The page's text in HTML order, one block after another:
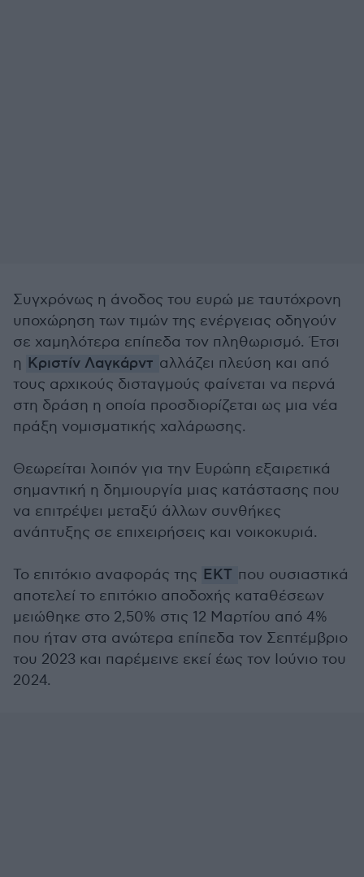
Συγχρόνως η άνοδος του ευρώ με ταυτόχρονη
υποχώρηση των τιμών της ενέργειας οδηγούν
σε χαμηλότερα επίπεδα τον πληθωρισμό. Έτσι
η Κριστίν Λαγκάρντ αλλάζει πλεύση και από
τους αρχικούς δισταγμούς φαίνεται να περνά
στη δράση η οποία προσδιορίζεται ως μια νέα
πράξη νομισματικής χαλάρωσης.
Θεωρείται λοιπόν για την Ευρώπη εξαιρετικά
σημαντική η δημιουργία μιας κατάστασης που
να επιτρέψει μεταξύ άλλων συνθήκες
ανάπτυξης σε επιχειρήσεις και νοικοκυριά.
Το επιτόκιο αναφοράς της ΕΚΤ που ουσιαστικά
αποτελεί το επιτόκιο αποδοχής καταθέσεων
μειώθηκε στο 2,50% στις 12 Μαρτίου από 4%
που ήταν στα ανώτερα επίπεδα τον Σεπτέμβριο
του 2023 και παρέμεινε εκεί έως τον Ιούνιο του
2024.